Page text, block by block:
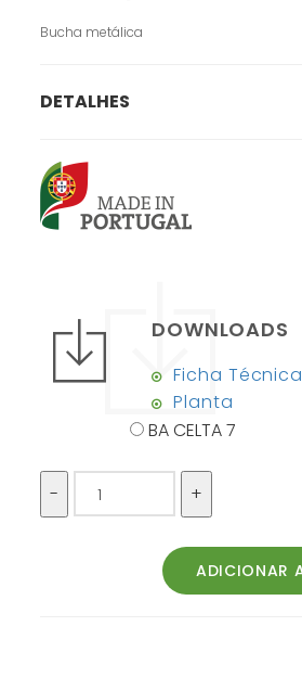
Bucha metálica
DETALHES
DOWNLOADS
Ficha Técnica
Planta
BA CELTA 7